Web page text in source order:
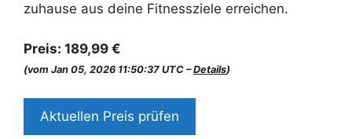
zuhause aus deine Fitnessziele erreichen.
Preis: 189,99 €
(vom Jan 05, 2026 11:50:37 UTC –Details)
Aktuellen Preis prüfen